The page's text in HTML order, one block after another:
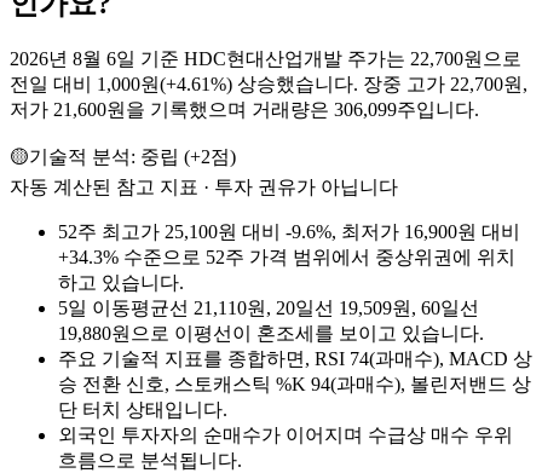
2026년 8월 6일 기준 HDC현대산업개발 주가는 22,700원으로
전일 대비 1,000원(+4.61%) 상승했습니다. 장중 고가 22,700원,
저가 21,600원을 기록했으며 거래량은 306,099주입니다.
🟡기술적 분석: 중립 (+2점)
자동 계산된 참고 지표 · 투자 권유가 아닙니다
52주 최고가 25,100원 대비 -9.6%, 최저가 16,900원 대비
+34.3% 수준으로 52주 가격 범위에서 중상위권에 위치
하고 있습니다.
5일 이동평균선 21,110원, 20일선 19,509원, 60일선
19,880원으로 이평선이 혼조세를 보이고 있습니다.
주요 기술적 지표를 종합하면, RSI 74(과매수), MACD 상
승 전환 신호, 스토캐스틱 %K 94(과매수), 볼린저밴드 상
단 터치 상태입니다.
외국인 투자자의 순매수가 이어지며 수급상 매수 우위
흐름으로 분석됩니다.